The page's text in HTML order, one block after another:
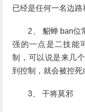
已经是任何一名边路
2、 貂蝉 ban位
强的一点是二技能
制，可以说是来几
到控制，就会被控死
3、 干将莫邪